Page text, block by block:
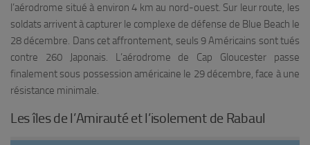
l’aérodrome situé à environ 4 km au nord-ouest. Sur leur route, les
soldats arrivent à capturer le complexe de défense de Blue Beach le
28 décembre. Dans cet affrontement, seuls 9 Américains sont tués
contre 260 Japonais. L’aérodrome de Cap Gloucester passe
finalement sous possession américaine le 29 décembre, face à une
résistance minimale.
Les îles de l’Amirauté et l’isolement de Rabaul